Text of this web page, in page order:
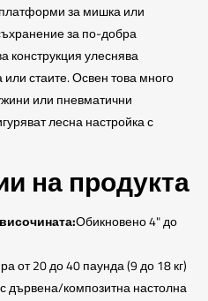
платформи за мишка или
за по-добра
конструкция улеснява
стаите. Освен това много
или пневматични
лесна настройка с
на продукта
Обикновено 4" до
от 20 до 40 паунда (9 до 18 кг)
дървена/композитна настолна